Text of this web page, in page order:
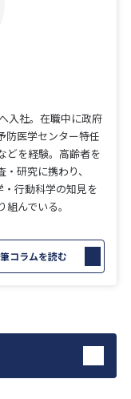
入社。在職中に政府
防医学センター特任
どを経験。高齢者を
研究に携わり、
行動科学の知見を
んでいる。
コラムを読む